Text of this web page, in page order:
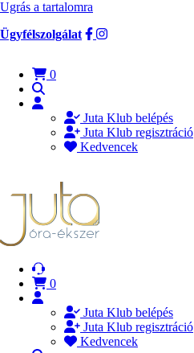
Ugrás a tartalomra
Ügyfélszolgálat
0
Juta Klub belépés
Juta Klub regisztráció
Kedvencek
0
Juta Klub belépés
Juta Klub regisztráció
Kedvencek